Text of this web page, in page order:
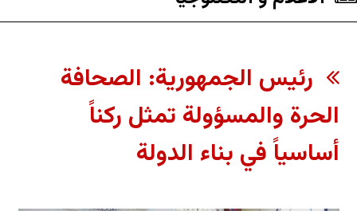
رئيس الجمهورية: الصحافة
الحرة والمسؤولة تمثل ركناً
أساسياً في بناء الدولة